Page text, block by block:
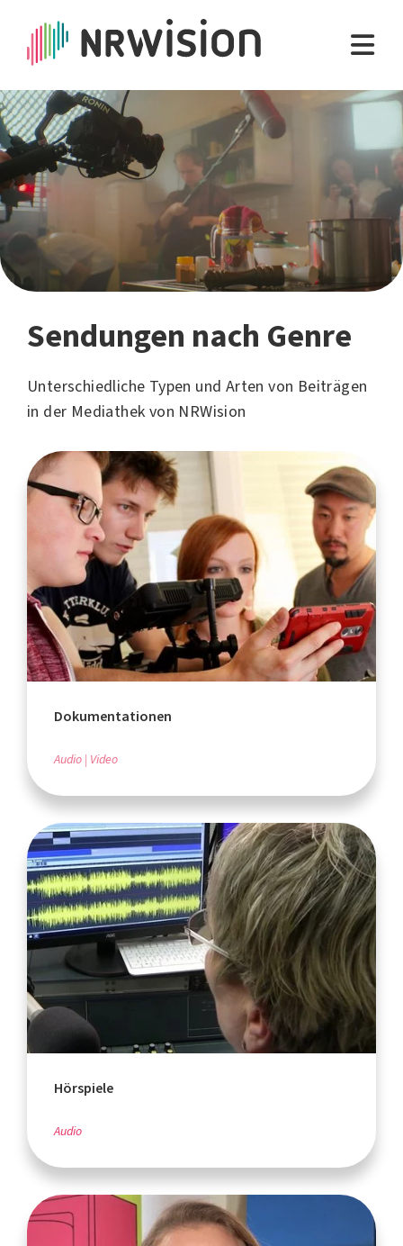
Sendungen nach Genre
Unterschiedliche Typen und Arten von Beiträgen
in der Mediathek von NRWision
Dokumentationen
Audio Video
Hörspiele
Audio